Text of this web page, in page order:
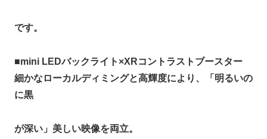
です。
■mini LEDバックライト×XRコントラストブースター
細かなローカルディミングと高輝度により、「明るいの
に黒
が深い」美しい映像を両立。